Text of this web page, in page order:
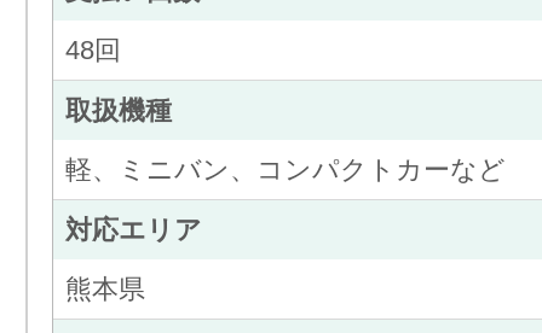
48回
取扱機種
軽、ミニバン、コンパクトカーなど
対応エリア
熊本県